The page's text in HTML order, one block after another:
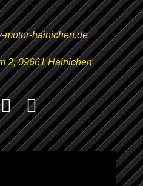
motor-hainichen.de
2, 09661 Hainichen